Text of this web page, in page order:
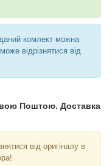
комлект можна
відрізнятися від
Поштою. Доставка
від оригіналу в